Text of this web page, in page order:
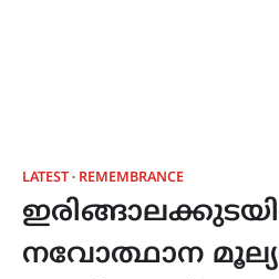
LATEST REMEMBRANCE
നവോത്ഥാന